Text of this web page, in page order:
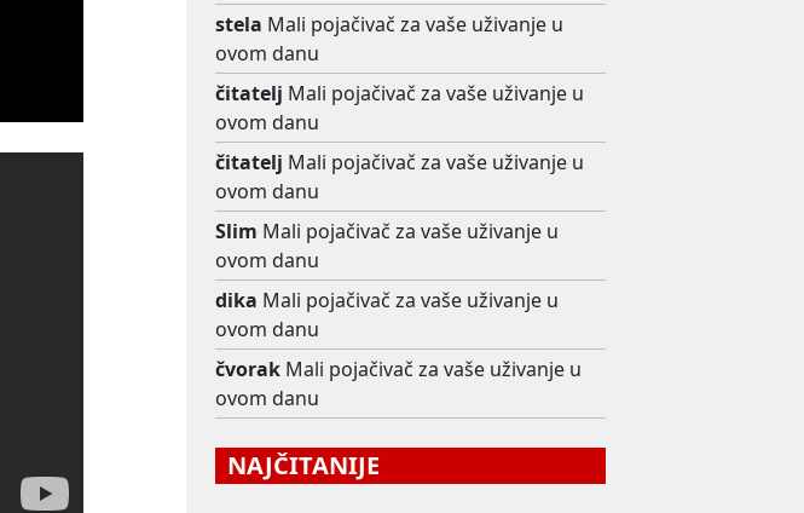
stela Mali pojačivač za vaše uživanje u
ovom danu
čitatelj Mali pojačivač za vaše uživanje u
ovom danu
čitatelj Mali pojačivač za vaše uživanje u
ovom danu
Slim Mali pojačivač za vaše uživanje u
ovom danu
dika Mali pojačivač za vaše uživanje u
ovom danu
čvorak Mali pojačivač za vaše uživanje u
ovom danu
NAJČITANIJE